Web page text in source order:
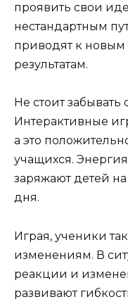
проявить свои
нестандартным
приводят к
результатам.
Не стоит
Интерактивные
а это
учащихся.
заряжают детей
дня.
Играя, ученики
изменениям. В
реакции и
развивают